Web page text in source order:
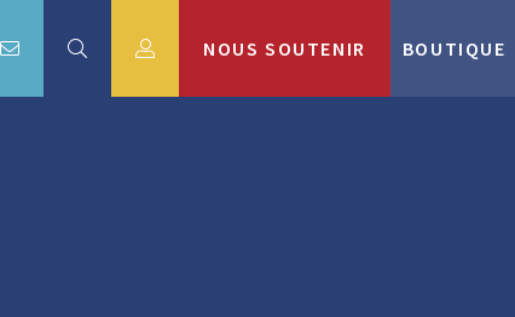
NOUS SOUTENIR BOUTIQUE